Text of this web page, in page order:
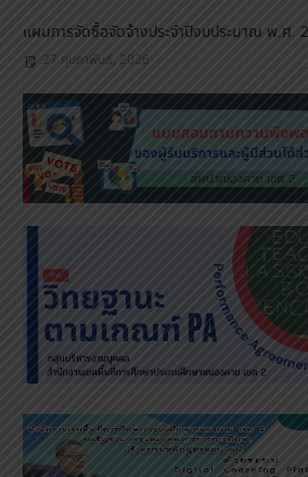
แผนการจัดซื้อจัดจ้างประจำปีงบประมาณ พ.ศ.
27 กุมภาพันธ์, 2026